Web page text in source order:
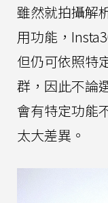
雖然就拍攝解
用功能，
但仍可依照特
群，因此不論
會有特定功能
太大差異。